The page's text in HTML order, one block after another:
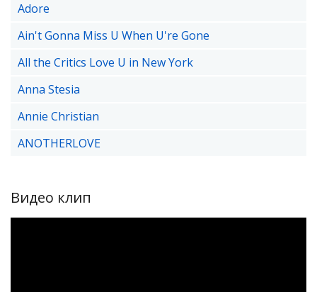
Adore
Ain't Gonna Miss U When U're Gone
All the Critics Love U in New York
Anna Stesia
Annie Christian
ANOTHERLOVE
Видео клип